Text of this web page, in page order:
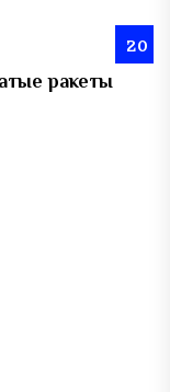
20
ракеты